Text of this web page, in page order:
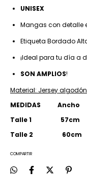
UNISEX
Mangas con detalle
Etiqueta Bordado Alta
¡Ideal para tu día a
SON AMPLIOS!
Material: Jersey algodón
MEDIDAS
Talle 1
Talle 2
COMPARTIR